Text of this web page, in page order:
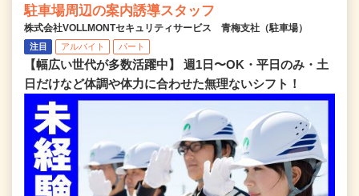
駐車場周辺の案内誘導スタッフ
株式会社VOLLMONTセキュリティサービス 青梅支社（駐車場）
注目 アルバイト パート
【幅広い世代が多数活躍中】 週1日〜OK・平日のみ・土
日だけなど体調や体力に合わせた無理ないシフト！